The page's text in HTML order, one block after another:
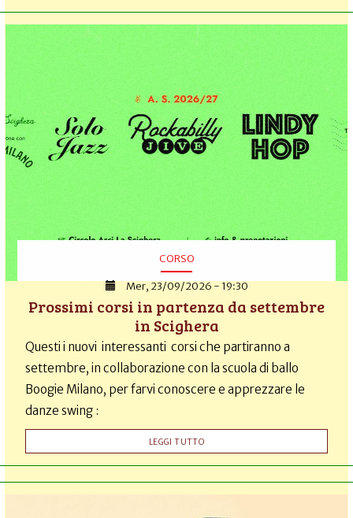
CORSO
Mer, 23/09/2026 - 19:30
Prossimi corsi in partenza da settembre
in Scighera
Questi i nuovi interessanti corsi che partiranno a
settembre, in collaborazione con la scuola di ballo
Boogie Milano, per farvi conoscere e apprezzare le
danze swing :
LEGGI TUTTO